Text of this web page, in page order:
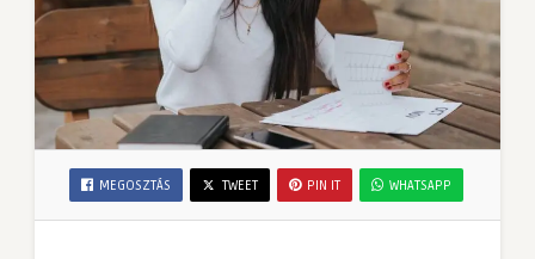
MEGOSZTÁS TWEET PIN IT WHATSAPP